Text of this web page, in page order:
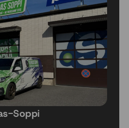
Soppi